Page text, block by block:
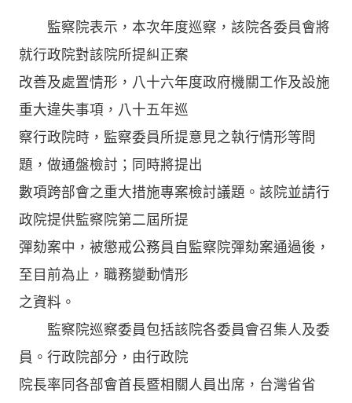
監察院表示，本次年度巡察，該院各委員會將
就行政院對該院所提糾正案
改善及處置情形，八十六年度政府機關工作及設施
重大違失事項，八十五年巡
察行政院時，監察委員所提意見之執行情形等問
題，做通盤檢討；同時將提出
數項跨部會之重大措施專案檢討議題。該院並請行
政院提供監察院第二屆所提
彈劾案中，被懲戒公務員自監察院彈劾案通過後，
至目前為止，職務變動情形
之資料。
監察院巡察委員包括該院各委員會召集人及委
員。行政院部分，由行政院
院長率同各部會首長暨相關人員出席，台灣省省